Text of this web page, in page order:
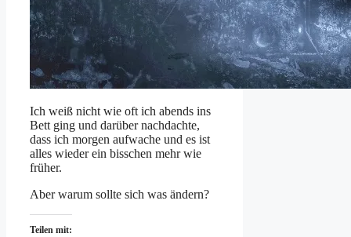
Ich weiß nicht wie oft ich abends ins
Bett ging und darüber nachdachte,
dass ich morgen aufwache und es ist
alles wieder ein bisschen mehr wie
früher.
Aber warum sollte sich was ändern?
Teilen mit: